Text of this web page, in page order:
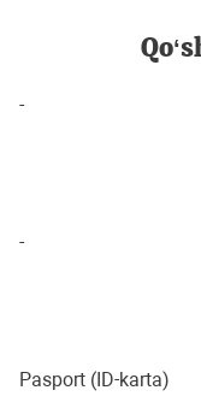
-
-
Pasport (ID-karta)